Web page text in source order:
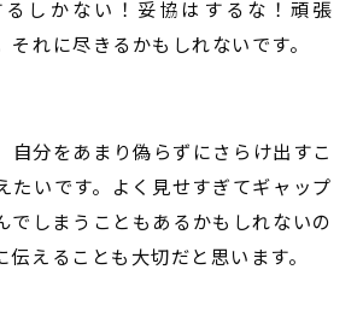
しかない！妥協はするな！頑張
れに尽きるかもしれないです。
自分をあまり偽らずにさらけ出すこ
たいです。よく見せすぎてギャップ
でしまうこともあるかもしれないの
えることも大切だと思います。